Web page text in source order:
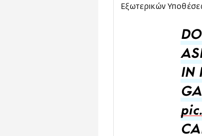
Εξωτερικών
IN